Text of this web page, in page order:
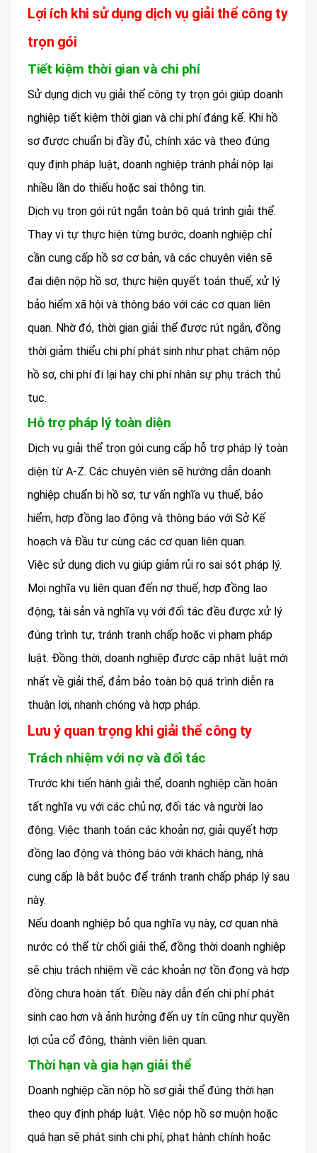
Lợi ích khi sử dụng dịch vụ giải thể công ty
trọn gói
Tiết kiệm thời gian và chi phí
Sử dụng dịch vụ giải thể công ty trọn gói giúp doanh
nghiệp tiết kiệm thời gian và chi phí đáng kể. Khi hồ
sơ được chuẩn bị đầy đủ, chính xác và theo đúng
quy định pháp luật, doanh nghiệp tránh phải nộp lại
nhiều lần do thiếu hoặc sai thông tin.
Dịch vụ trọn gói rút ngắn toàn bộ quá trình giải thể.
Thay vì tự thực hiện từng bước, doanh nghiệp chỉ
cần cung cấp hồ sơ cơ bản, và các chuyên viên sẽ
đại diện nộp hồ sơ, thực hiện quyết toán thuế, xử lý
bảo hiểm xã hội và thông báo với các cơ quan liên
quan. Nhờ đó, thời gian giải thể được rút ngắn, đồng
thời giảm thiểu chi phí phát sinh như phạt chậm nộp
hồ sơ, chi phí đi lại hay chi phí nhân sự phụ trách thủ
tục.
Hỗ trợ pháp lý toàn diện
Dịch vụ giải thể trọn gói cung cấp hỗ trợ pháp lý toàn
diện từ A-Z. Các chuyên viên sẽ hướng dẫn doanh
nghiệp chuẩn bị hồ sơ, tư vấn nghĩa vụ thuế, bảo
hiểm, hợp đồng lao động và thông báo với Sở Kế
hoạch và Đầu tư cùng các cơ quan liên quan.
Việc sử dụng dịch vụ giúp giảm rủi ro sai sót pháp lý.
Mọi nghĩa vụ liên quan đến nợ thuế, hợp đồng lao
động, tài sản và nghĩa vụ với đối tác đều được xử lý
đúng trình tự, tránh tranh chấp hoặc vi phạm pháp
luật. Đồng thời, doanh nghiệp được cập nhật luật mới
nhất về giải thể, đảm bảo toàn bộ quá trình diễn ra
thuận lợi, nhanh chóng và hợp pháp.
Lưu ý quan trọng khi giải thể công ty
Trách nhiệm với nợ và đối tác
Trước khi tiến hành giải thể, doanh nghiệp cần hoàn
tất nghĩa vụ với các chủ nợ, đối tác và người lao
động. Việc thanh toán các khoản nợ, giải quyết hợp
đồng lao động và thông báo với khách hàng, nhà
cung cấp là bắt buộc để tránh tranh chấp pháp lý sau
này.
Nếu doanh nghiệp bỏ qua nghĩa vụ này, cơ quan nhà
nước có thể từ chối giải thể, đồng thời doanh nghiệp
sẽ chịu trách nhiệm về các khoản nợ tồn đọng và hợp
đồng chưa hoàn tất. Điều này dẫn đến chi phí phát
sinh cao hơn và ảnh hưởng đến uy tín cũng như quyền
lợi của cổ đông, thành viên liên quan.
Thời hạn và gia hạn giải thể
Doanh nghiệp cần nộp hồ sơ giải thể đúng thời hạn
theo quy định pháp luật. Việc nộp hồ sơ muộn hoặc
quá hạn sẽ phát sinh chi phí, phạt hành chính hoặc